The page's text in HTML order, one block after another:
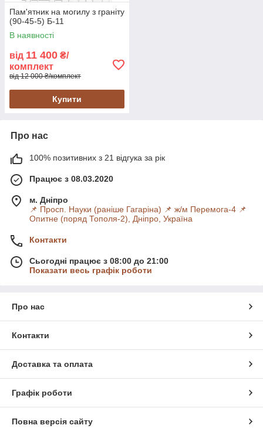
Пам'ятник на могилу з граніту
(90-45-5) Б-11
В наявності
від 11 400 ₴/
комплект
від 12 000 ₴/комплект
Купити
Про нас
100% позитивних з 21 відгука за рік
Працює з 08.03.2020
м. Дніпро
📌 Просп. Науки (раніше Гагаріна) 📌 ж/м Перемога-4 📌
Опитне (поряд Тополя-2), Дніпро, Україна
Контакти
Сьогодні працює з 08:00 до 21:00
Показати весь графік роботи
Про нас
Контакти
Доставка та оплата
Графік роботи
Повна версія сайту